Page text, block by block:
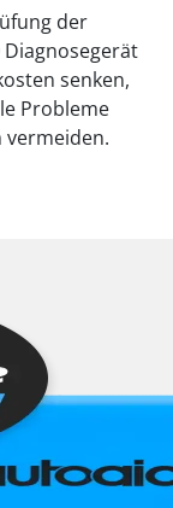
der
senken,
Probleme